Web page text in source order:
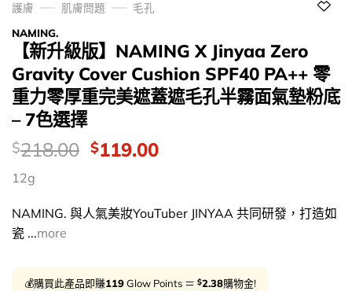
護膚 肌膚問題
毛孔
NAMING.
【新升級版】NAMING X Jinyaa Zero
Gravity Cover Cushion SPF40 PA++ 零
重力零厚重完美遮蓋遮毛孔半霧面氣墊粉底
– 7色選擇
價
錢：
$218.00 Original
$218.00.
$119.00Current
$119.00.
12g
NAMING. 與人氣美妝YouTuber JINYAA 共同研發，打造如
瓷 ...more
💰購買此產品即賺119Glow Points ＝ $2.38購物金!